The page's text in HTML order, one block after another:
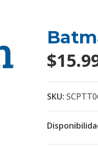
SKU: